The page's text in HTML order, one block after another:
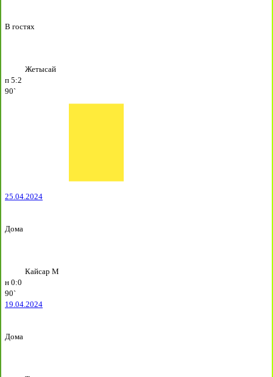
В гостях
Жетысай
п 5:2
90`
25.04.2024
Дома
Кайсар М
н 0:0
90`
19.04.2024
Дома